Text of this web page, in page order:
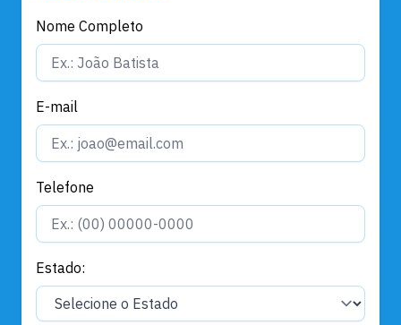
Nome Completo
E-mail
Telefone
Estado: